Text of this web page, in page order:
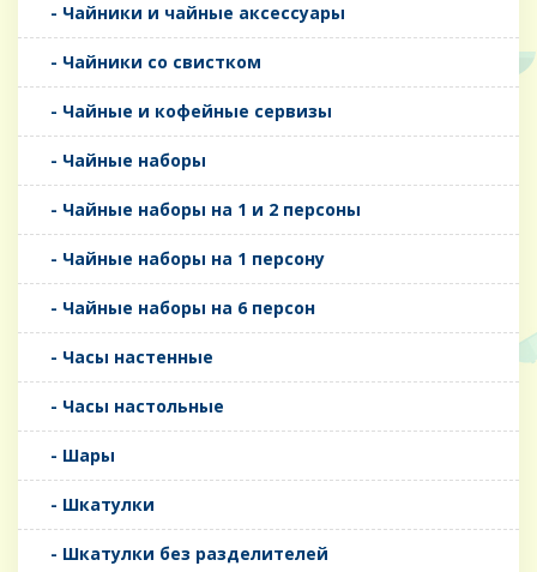
- Чайники и чайные аксессуары
- Чайники со свистком
- Чайные и кофейные сервизы
- Чайные наборы
- Чайные наборы на 1 и 2 персоны
- Чайные наборы на 1 персону
- Чайные наборы на 6 персон
- Часы настенные
- Часы настольные
- Шары
- Шкатулки
- Шкатулки без разделителей